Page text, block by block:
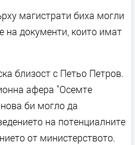
магистрати биха могли
на документи, които имат
близост с Петьо Петров.
афера "Осемте
би могло да
на потенциалните
от министерството.